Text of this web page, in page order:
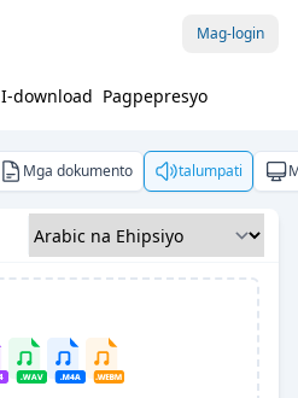
Mag-login
I-download Pagpepresyo
Mga dokumento talumpati